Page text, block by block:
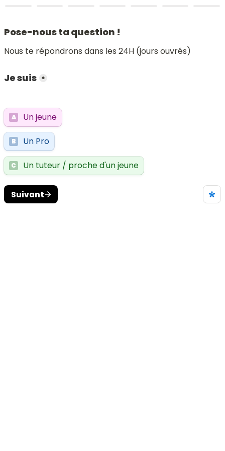
Pose-nous ta question !
Nous te répondrons dans les 24H (jours ouvrés)
Je suis *
A Un jeune
B Un Pro
C Un tuteur / proche d'un jeune
Suivant